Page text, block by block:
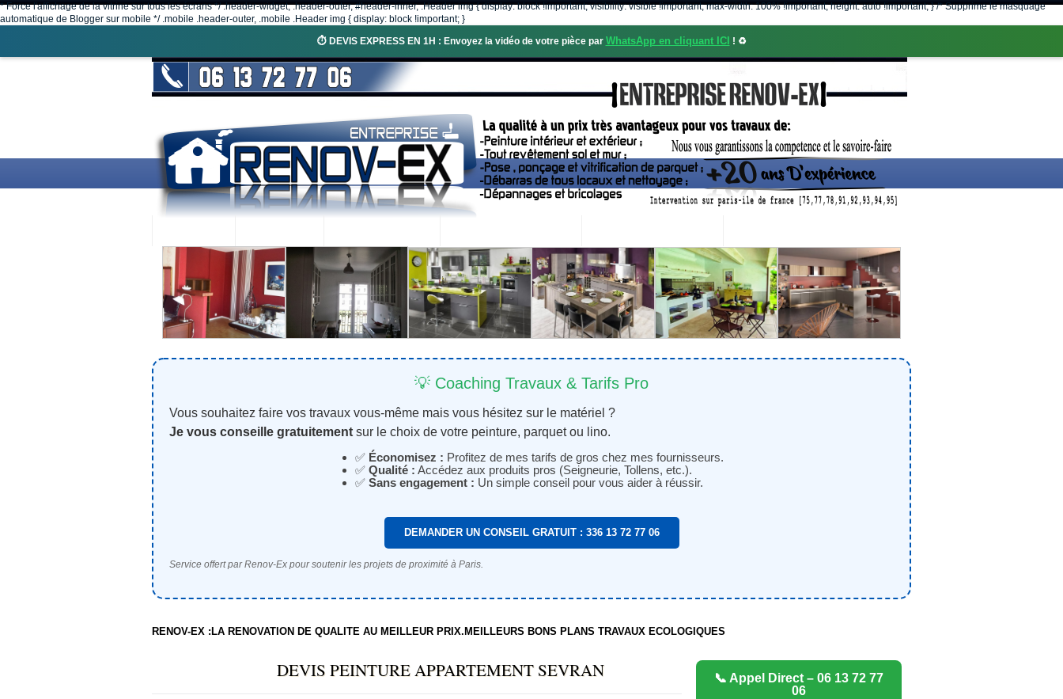
* Force l'affichage de la vitrine sur tous les écrans */ .header-widget, .header-outer, #header-inner, .Header img { display: block !important; visibility: visible !important; max-width: 100% !important; height: auto !important; } /* Supprime le masquage
automatique de Blogger sur mobile */ .mobile .header-outer, .mobile .Header img { display: block !important; }
⏱️ DEVIS EXPRESS EN 1H : Envoyez la vidéo de votre pièce par WhatsApp en cliquant ICI ! ♻️
💡 Coaching Travaux & Tarifs Pro
Vous souhaitez faire vos travaux vous-même mais vous hésitez sur le matériel ?
Je vous conseille gratuitement sur le choix de votre peinture, parquet ou lino.
✅ Économisez : Profitez de mes tarifs de gros chez mes fournisseurs.
✅ Qualité : Accédez aux produits pros (Seigneurie, Tollens, etc.).
✅ Sans engagement : Un simple conseil pour vous aider à réussir.
DEMANDER UN CONSEIL GRATUIT : 336 13 72 77 06
Service offert par Renov-Ex pour soutenir les projets de proximité à Paris.
RENOV-EX :LA RENOVATION DE QUALITE AU MEILLEUR PRIX.MEILLEURS BONS PLANS TRAVAUX ECOLOGIQUES
DEVIS PEINTURE APPARTEMENT SEVRAN
📞 Appel Direct – 06 13 72 77
06